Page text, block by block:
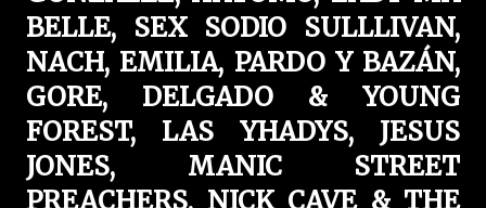
BELLE, SEX SODIO SULLLIVAN,
NACH, EMILIA, PARDO Y BAZÁN,
GORE, DELGADO & YOUNG
FOREST, LAS YHADYS, JESUS
JONES, MANIC STREET
PREACHERS, NICK CAVE & THE